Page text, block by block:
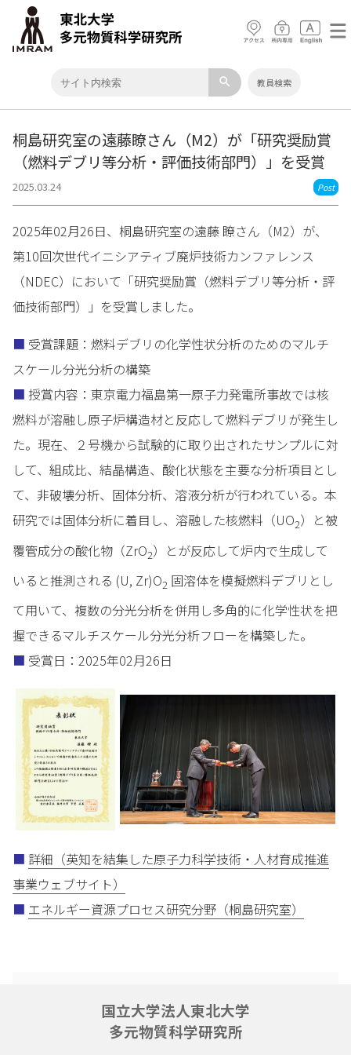
search 教員検索
桐島研究室の遠藤瞭さん（M2）が「研究奨励賞
（燃料デブリ等分析・評価技術部門）」を受賞
2025.03.24 Post
2025年02月26日、桐島研究室の遠藤 瞭さん（M2）が、
第10回次世代イニシアティブ廃炉技術カンファレンス
（NDEC）において「研究奨励賞（燃料デブリ等分析・評
価技術部門）」を受賞しました。
■ 受賞課題：燃料デブリの化学性状分析のためのマルチ
スケール分光分析の構築
■ 授賞内容：東京電力福島第一原子力発電所事故では核
燃料が溶融し原子炉構造材と反応して燃料デブリが発生し
た。現在、２号機から試験的に取り出されたサンプルに対
して、組成比、結晶構造、酸化状態を主要な分析項目とし
て、非破壊分析、固体分析、溶液分析が行われている。本
研究では固体分析に着目し、溶融した核燃料（UO2）と被
覆管成分の酸化物（ZrO2）とが反応して炉内で生成して
いると推測される (U, Zr)O2 固溶体を模擬燃料デブリとし
て用いて、複数の分光分析を併用し多角的に化学性状を把
握できるマルチスケール分光分析フローを構築した。
■ 受賞日：2025年02月26日
■ 詳細（英知を結集した原子力科学技術・人材育成推進
事業ウェブサイト）
■ エネルギー資源プロセス研究分野（桐島研究室）
国立大学法人東北大学
多元物質科学研究所